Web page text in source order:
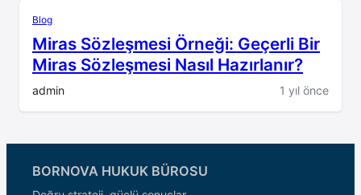
Blog
Miras Sözleşmesi Örneği: Geçerli Bir
Miras Sözleşmesi Nasıl Hazırlanır?
admin 1 yıl önce
BORNOVA HUKUK BÜROSU